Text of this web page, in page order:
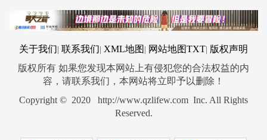
关于我们| 联系我们| XML地图 | 网站地图TXT| 版权声明
版权所有 如果您发现本网站上有侵犯您的合法权益的内
容，请联系我们，本网站将立即予以删除！
Copyright © 2020 http://www.qzlifew.com Inc. All Rights
Reserved.